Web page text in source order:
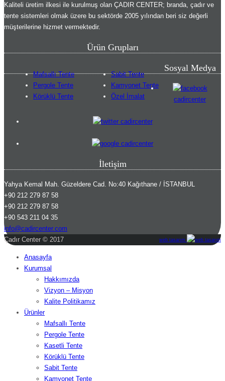
Kaliteli üretim ilkesi ile kurulmuş olan ÇADIR CENTER; branda, çadır ve
tente sistemleri olmak üzere bu sektörde 2005 yılından beri siz değerli
müşterilerine hizmet vermektedir.
Ürün Grupları
Mafsallı Tente
Pergole Tente
Körüklü Tente
Sabit Tente
Kamyonet Tente
Özel İmalat
Sosyal Medya
cadircenter
cadircenter
cadircenter
İletişim
Yahya Kemal Mah. Güzeldere Cad. No:40 Kağıthane / İSTANBUL
+90 212 279 87 58
+90 212 279 87 58
+90 543 211 04 35
info@cadircenter.com
Çadır Center © 2017
web tasarım
Anasayfa
Kurumsal
Hakkımızda
Vizyon – Misyon
Kalite Politikamız
Ürünler
Mafsallı Tente
Pergole Tente
Kasetli Tente
Körüklü Tente
Sabit Tente
Kamyonet Tente